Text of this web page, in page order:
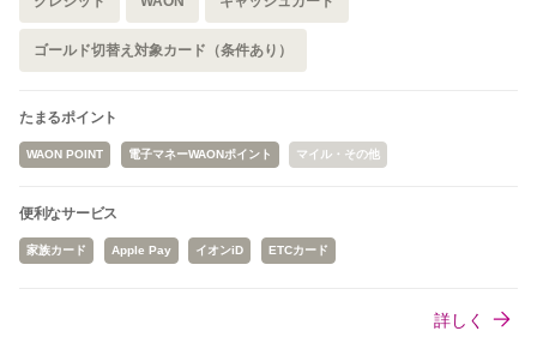
ゴールド切替え対象カード（条件あり）
たまるポイント
WAON POINT 電子マネーWAONポイント マイル・その他
便利なサービス
家族カード Apple Pay イオンiD ETCカード
詳しく